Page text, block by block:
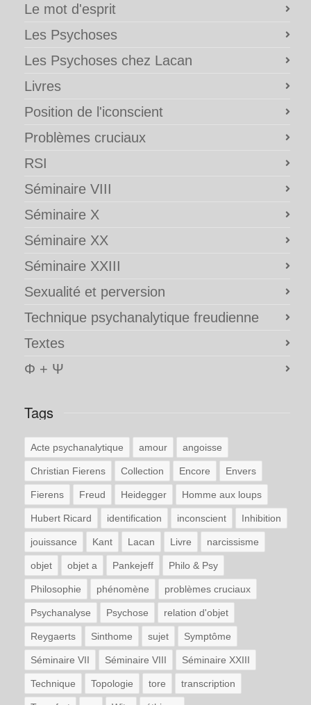
Le mot d'esprit
Les Psychoses
Les Psychoses chez Lacan
Livres
Position de l'iconscient
Problèmes cruciaux
RSI
Séminaire VIII
Séminaire X
Séminaire XX
Séminaire XXIII
Sexualité et perversion
Technique psychanalytique freudienne
Textes
Φ + Ψ
Tags
Acte psychanalytique amour angoisse
Christian Fierens Collection Encore Envers
Fierens Freud Heidegger Homme aux loups
Hubert Ricard identification inconscient Inhibition
jouissance Kant Lacan Livre narcissisme
objet objet a Pankejeff Philo & Psy
Philosophie phénomène problèmes cruciaux
Psychanalyse Psychose relation d'objet
Reygaerts Sinthome sujet Symptôme
Séminaire VII Séminaire VIII Séminaire XXIII
Technique Topologie tore transcription